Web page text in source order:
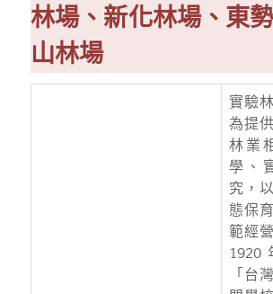
林場、新化林場、東
山林場
實驗
為提
林業
學、
究，
態保
範經
1920
「台